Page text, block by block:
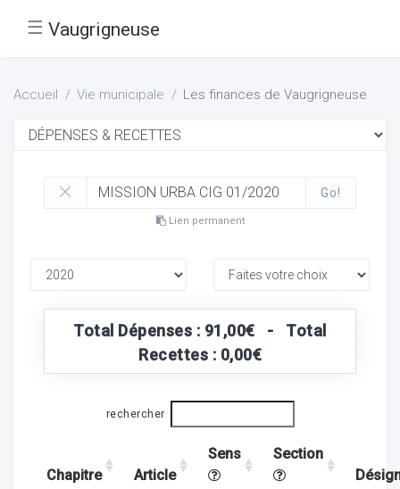
☰ Vaugrigneuse
Accueil Vie municipale Les finances de Vaugrigneuse
Go!
Lien permanent
Total Dépenses : 91,00€ - Total
Recettes : 0,00€
rechercher
Chapitre Article
Sens
Section